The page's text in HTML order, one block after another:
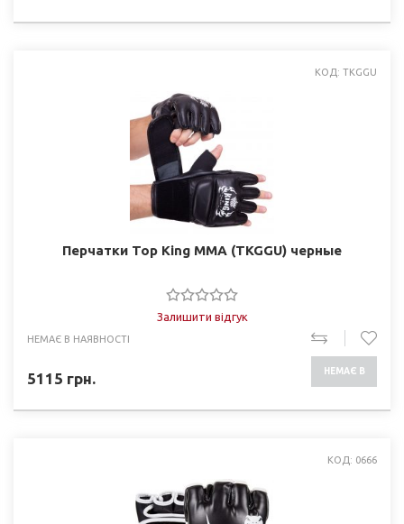
КОД: TKGGU
Перчатки Top King ММА (TKGGU) черные
Залишити відгук
НЕМАЄ В НАЯВНОСТІ
5115 грн. НЕМАЄ В
КОД: 0666